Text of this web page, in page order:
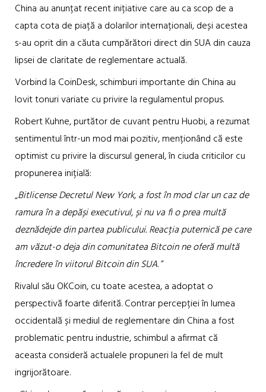
China au anunțat recent inițiative care au ca scop de a
capta cota de piață a dolarilor internaționali, deși acestea
s-au oprit din a căuta cumpărători direct din SUA din cauza
lipsei de claritate de reglementare actuală.
Vorbind la CoinDesk, schimburi importante din China au
lovit tonuri variate cu privire la regulamentul propus.
Robert Kuhne, purtător de cuvant pentru Huobi, a rezumat
sentimentul într-un mod mai pozitiv, menționând că este
optimist cu privire la discursul general, în ciuda criticilor cu
propunerea inițială:
„Bitlicense Decretul New York, a fost în mod clar un caz de
ramura în a depăși executivul, și nu va fi o prea multă
deznădejde din partea publicului. Reacția puternică pe care
am văzut-o deja din comunitatea Bitcoin ne oferă multă
încredere în viitorul Bitcoin din SUA. ”
Rivalul său OKCoin, cu toate acestea, a adoptat o
perspectivă foarte diferită. Contrar percepției în lumea
occidentală și mediul de reglementare din China a fost
problematic pentru industrie, schimbul a afirmat că
aceasta consideră actualele propuneri la fel de mult
ingrijorătoare.